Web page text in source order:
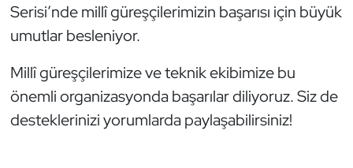
Serisi’nde millî güreşçilerimizin başarısı için büyük
umutlar besleniyor.
Millî güreşçilerimize ve teknik ekibimize bu
önemli organizasyonda başarılar diliyoruz. Siz de
desteklerinizi yorumlarda paylaşabilirsiniz!
Özel Sporcular
Paralimpik
Ragbi